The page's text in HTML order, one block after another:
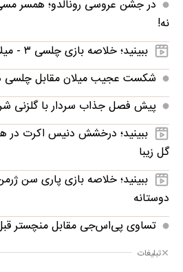
در جشن عروسی رونالدو؛ همسر
نه!
ببینید؛ خلاصه بازی چلسی ۳ - میلان ۰ | دوستانه
شکست عجیب میلان مقابل
پیش فصل جذاب سردار با گلزنی
گل زیبا
دوستانه
تساوی پی‌اس‌جی مقابل منچستر
تبلیغات